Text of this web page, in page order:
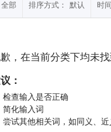
全部 排序方式： 默认 时
，在当前分类下均未
：
检查输入是否正确
简化输入词
尝试其他相关词，如同义、